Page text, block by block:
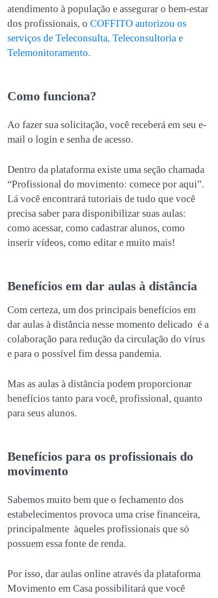
atendimento à população e assegurar o bem-estar
dos profissionais, o COFFITO autorizou os
serviços de Teleconsulta, Teleconsultoria e
Telemonitoramento.
Como funciona?
Ao fazer sua solicitação, você receberá em seu e-
mail o login e senha de acesso.
Dentro da plataforma existe uma seção chamada
“Profissional do movimento: comece por aqui”.
Lá você encontrará tutoriais de tudo que você
precisa saber para disponibilizar suas aulas:
como acessar, como cadastrar alunos, como
inserir vídeos, como editar e muito mais!
Benefícios em dar aulas à distância
Com certeza, um dos principais benefícios em
dar aulas à distância nesse momento delicado é a
colaboração para redução da circulação do vírus
e para o possível fim dessa pandemia.
Mas as aulas à distância podem proporcionar
benefícios tanto para você, profissional, quanto
para seus alunos.
Benefícios para os profissionais do
movimento
Sabemos muito bem que o fechamento dos
estabelecimentos provoca uma crise financeira,
principalmente àqueles profissionais que só
possuem essa fonte de renda.
Por isso, dar aulas online através da plataforma
Movimento em Casa possibilitará que você